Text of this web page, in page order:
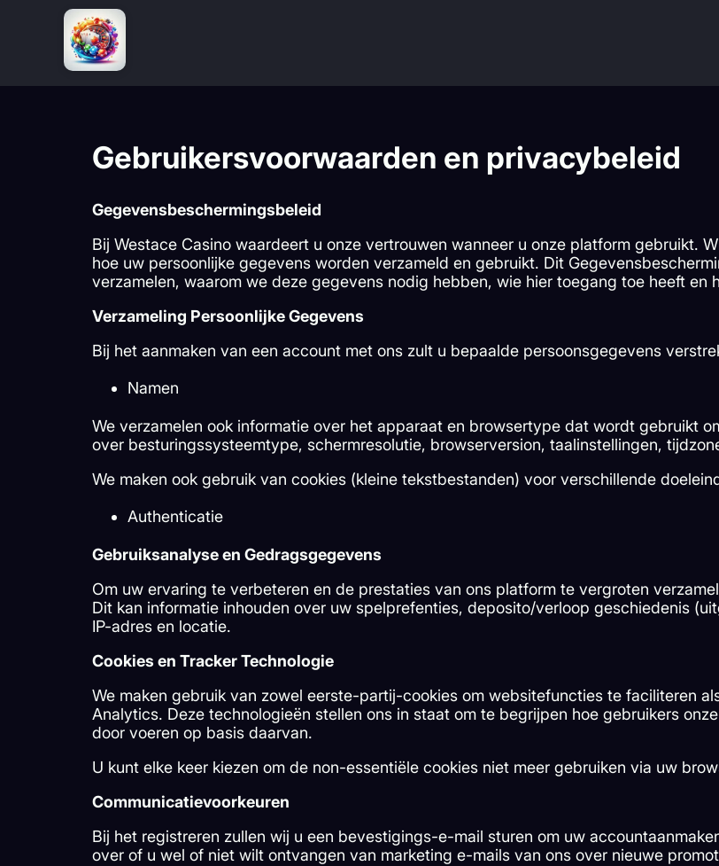
Gebruikersvoorwaarden en privacybeleid
Gegevensbeschermingsbeleid
Bij Westace Casino waardeert u onze vertrouwen wanneer u onze platform gebruikt.
hoe uw persoonlijke gegevens worden verzameld en gebruikt. Dit
verzamelen, waarom we deze gegevens nodig hebben, wie hier toegang toe heeft en
Verzameling Persoonlijke Gegevens
Bij het aanmaken van een account met ons zult u bepaalde persoonsgegevens
Namen
We verzamelen ook informatie over het apparaat en browsertype dat wordt gebruikt
over besturingssysteemtype, schermresolutie, browserversion, taalinstellingen,
We maken ook gebruik van cookies (kleine tekstbestanden) voor verschillende
Authenticatie
Gebruiksanalyse en Gedragsgegevens
Om uw ervaring te verbeteren en de prestaties van ons platform te vergroten
Dit kan informatie inhouden over uw spelprefenties, deposito/verloop geschiedenis
IP-adres en locatie.
Cookies en Tracker Technologie
We maken gebruik van zowel eerste-partij-cookies om websitefuncties te faciliteren
Analytics. Deze technologieën stellen ons in staat om te begrijpen hoe gebruikers
door voeren op basis daarvan.
U kunt elke keer kiezen om de non-essentiële cookies niet meer gebruiken via uw
Communicatievoorkeuren
Bij het registreren zullen wij u een bevestigings-e-mail sturen om uw
over of u wel of niet wilt ontvangen van marketing e-mails van ons over nieuwe